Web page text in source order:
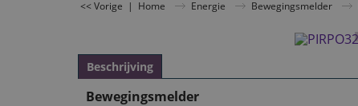
<< Vorige | Home Energie Bewegingsmelder
Beschrijving
Bewegingsmelder